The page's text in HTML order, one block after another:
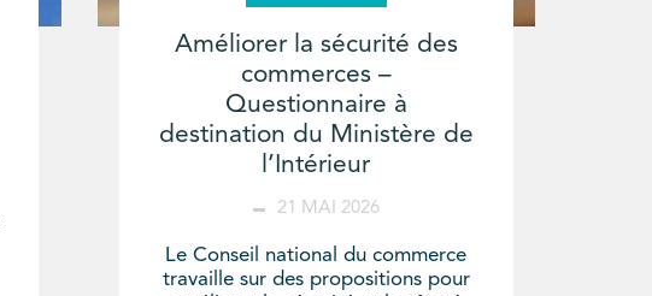
Améliorer la sécurité des
commerces –
Questionnaire à
destination du Ministère de
l’Intérieur
21 MAI 2026
Le Conseil national du commerce
travaille sur des propositions pour